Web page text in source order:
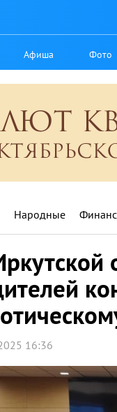
Афиша Фото
Народные
16:36